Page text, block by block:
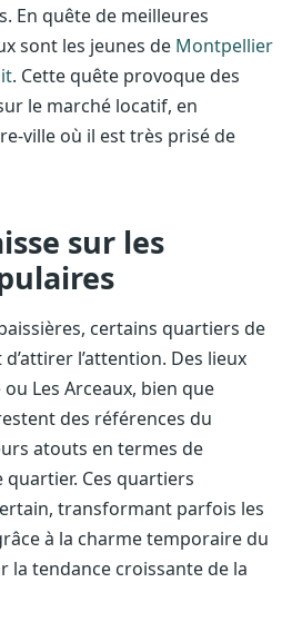
En quête de meilleures
sont les jeunes de Montpellier
. Cette quête provoque des
le marché locatif, en
ville où il est très prisé de
sur les
certains quartiers de
l’attention. Des lieux
Les Arceaux, bien que
des références du
atouts en termes de
quartier. Ces quartiers
transformant parfois les
à la charme temporaire du
la tendance croissante de la